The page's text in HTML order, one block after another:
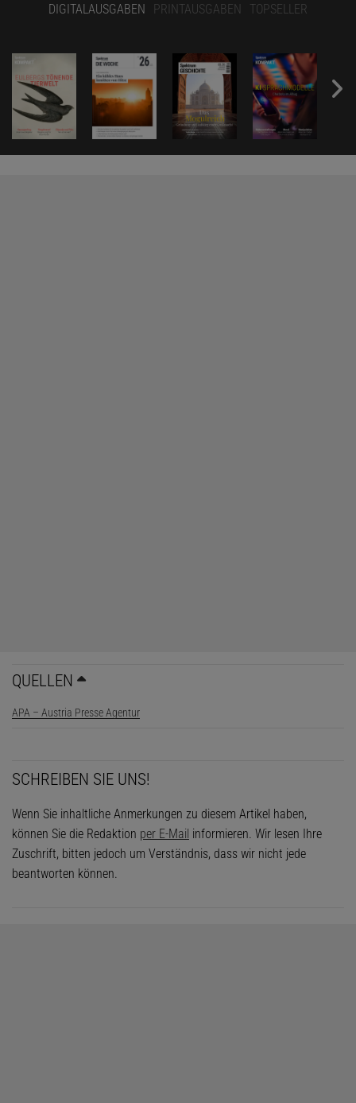
DIGITALAUSGABEN PRINTAUSGABEN TOPSELLER
QUELLEN
APA – Austria Presse Agentur
SCHREIBEN SIE UNS!
Wenn Sie inhaltliche Anmerkungen zu diesem Artikel haben,
können Sie die Redaktion per E-Mail informieren. Wir lesen Ihre
Zuschrift, bitten jedoch um Verständnis, dass wir nicht jede
beantworten können.